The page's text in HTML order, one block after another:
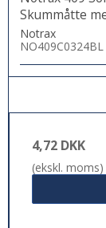
Skummåtte
Notrax
NO409C0324BL
4,72 DKK
(ekskl. moms)